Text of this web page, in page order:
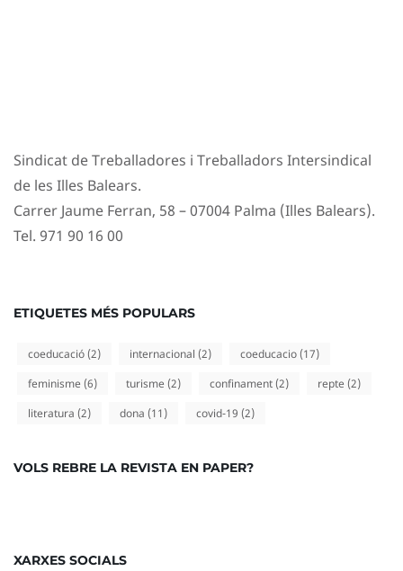
Sindicat de Treballadores i Treballadors Intersindical
de les Illes Balears.
Carrer Jaume Ferran, 58 – 07004 Palma (Illes Balears).
Tel. 971 90 16 00
ETIQUETES MÉS POPULARS
coeducació (2) internacional (2) coeducacio (17)
feminisme (6) turisme (2) confinament (2) repte (2)
literatura (2) dona (11) covid-19 (2)
VOLS REBRE LA REVISTA EN PAPER?
XARXES SOCIALS